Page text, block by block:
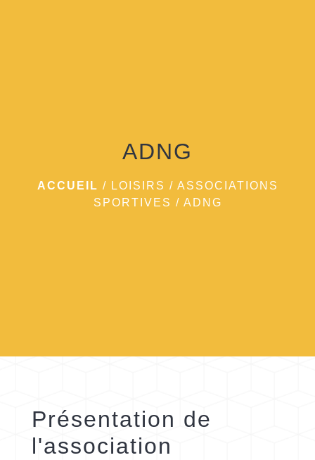
ADNG
ACCUEIL / LOISIRS / ASSOCIATIONS
SPORTIVES / ADNG
Présentation de
l'association